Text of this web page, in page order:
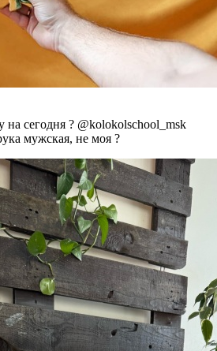
сегодня ? @kolokolschool_msk
мужская, не моя ?